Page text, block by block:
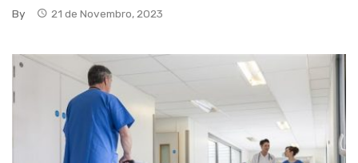
By 21 de Novembro, 2023